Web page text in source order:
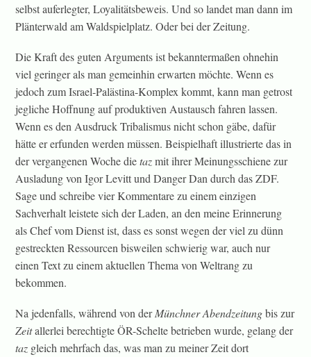
selbst auferlegter, Loyalitätsbeweis. Und so landet man dann im
Plänterwald am Waldspielplatz. Oder bei der Zeitung.
Die Kraft des guten Arguments ist bekanntermaßen ohnehin
viel geringer als man gemeinhin erwarten möchte. Wenn es
jedoch zum Israel-Palästina-Komplex kommt, kann man getrost
jegliche Hoffnung auf produktiven Austausch fahren lassen.
Wenn es den Ausdruck Tribalismus nicht schon gäbe, dafür
hätte er erfunden werden müssen. Beispielhaft illustrierte das in
der vergangenen Woche dietazmit ihrer Meinungsschiene zur
Ausladung von Igor Levitt und Danger Dan durch das ZDF.
Sage und schreibe vier Kommentare zu einem einzigen
Sachverhalt leistete sich der Laden, an den meine Erinnerung
als Chef vom Dienst ist, dass es sonst wegen der viel zu dünn
gestreckten Ressourcen bisweilen schwierig war, auch nur
einen Text zu einem aktuellen Thema von Weltrang zu
bekommen.
Na jedenfalls, während von derMünchner Abendzeitungbis zur
Zeitallerlei berechtigte ÖR-Schelte betrieben wurde, gelang der
taz gleich mehrfach das, was man zu meiner Zeit dort